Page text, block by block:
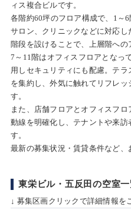
ィス複合ビルです。
各階約60坪のフロア構成で、1～
サロン、クリニックなどに対応
階段を設けることで、上層階への
7～11階はオフィスフロアとなっ
用しセキュリティにも配慮。テ
を集約し、外気に触れてリフレ
す。
また、店舗フロアとオフィスフ
動線を明確化し、テナントや来
す。
最新の募集状況・賃貸条件など、
東栄ビル・五反田の空室一
↓ 募集区画クリックで詳細情報を